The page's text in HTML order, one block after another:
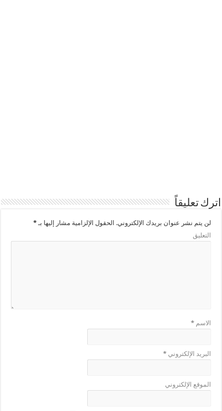
اترك تعليقاً
لن يتم نشر عنوان بريدك الإلكتروني. الحقول الإلزامية مشار إليها بـ*
التعليق
الاسم*
البريد الإلكتروني*
الموقع الإلكتروني